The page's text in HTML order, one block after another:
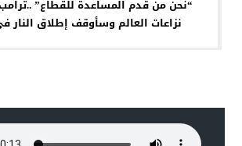
“نحن من قدم المساعدة للقطاع”
نزاعات العالم وسأوقف إطلاق النار